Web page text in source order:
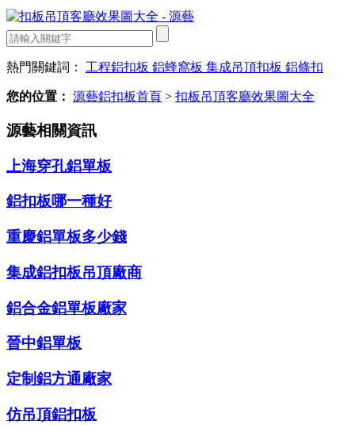
熱門關鍵詞： 工程鋁扣板 鋁蜂窩板 集成吊頂扣板 鋁條扣
您的位置： 源藝鋁扣板首頁 > 扣板吊頂客廳效果圖大全
源藝相關資訊
上海穿孔鋁單板
鋁扣板哪一種好
重慶鋁單板多少錢
集成鋁扣板吊頂廠商
鋁合金鋁單板廠家
晉中鋁單板
定制鋁方通廠家
仿吊頂鋁扣板